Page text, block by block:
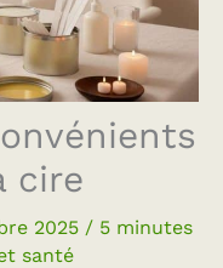
cire
2025 / 5 minutes
santé